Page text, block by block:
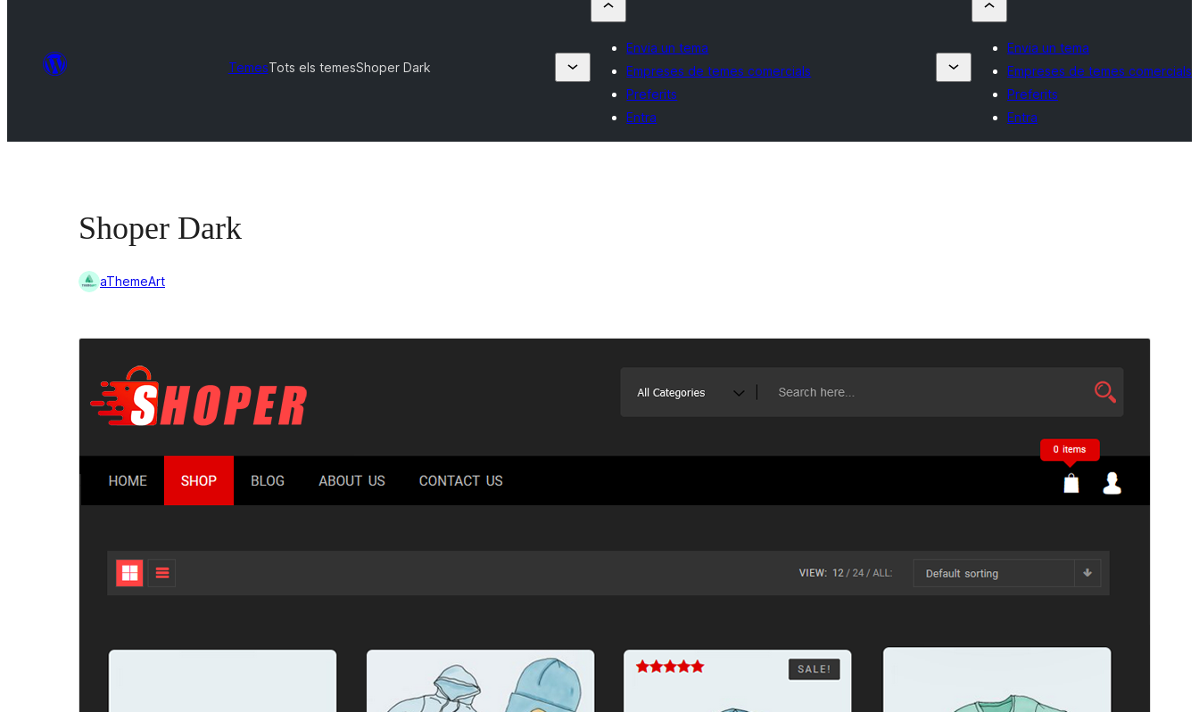
TemesTots els temesShoper Dark
Envia un tema
Empreses de temes comercials
Preferits
Entra
Envia un tema
Empreses de temes comercials
Preferits
Entra
Shoper Dark
aThemeArt
1.1.8
27 de gener de 2026
Instal·lacions actives
100+
Pàgina d’inici del tema